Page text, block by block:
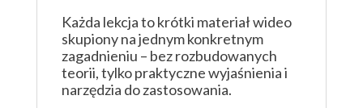
Każda lekcja to krótki materiał wideo
skupiony na jednym konkretnym
zagadnieniu – bez rozbudowanych
teorii, tylko praktyczne wyjaśnienia i
narzędzia do zastosowania.